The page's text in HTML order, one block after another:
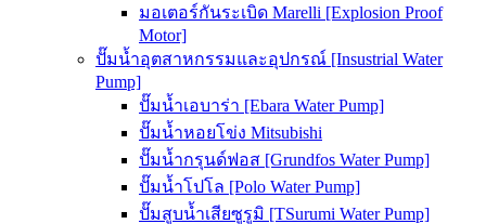
มอเตอร์กันระเบิด Marelli [Explosion Proof
Motor]
ปั๊มน้ำอุตสาหกรรมและอุปกรณ์ [Insustrial Water
Pump]
ปั๊มน้ำเอบาร่า [Ebara Water Pump]
ปั๊มน้ำหอยโข่ง Mitsubishi
ปั๊มน้ำกรุนด์ฟอส [Grundfos Water Pump]
ปั๊มน้ำโปโล [Polo Water Pump]
ปั๊มสูบน้ำเสียซูรูมิ [TSurumi Water Pump]